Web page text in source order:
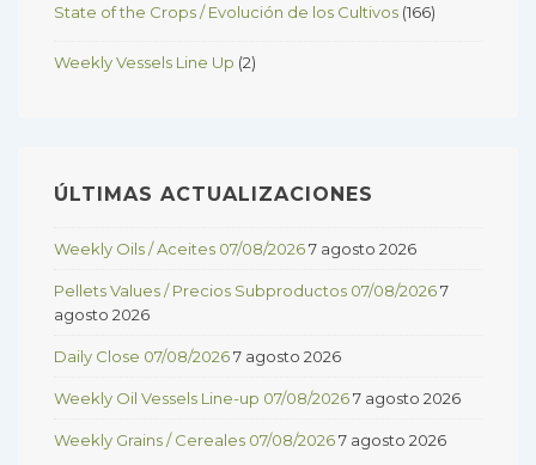
State of the Crops / Evolución de los Cultivos (166)
Weekly Vessels Line Up (2)
ÚLTIMAS ACTUALIZACIONES
Weekly Oils / Aceites 07/08/20267 agosto 2026
Pellets Values / Precios Subproductos 07/08/20267
agosto 2026
Daily Close 07/08/20267 agosto 2026
Weekly Oil Vessels Line-up 07/08/20267 agosto 2026
Weekly Grains / Cereales 07/08/20267 agosto 2026